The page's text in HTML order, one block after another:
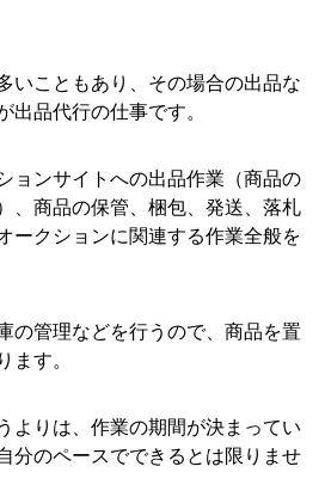
いこともあり、その場合の出品な
出品代行の仕事です。
ョンサイトへの出品作業（商品の
、商品の保管、梱包、発送、落札
ークションに関連する作業全般を
の管理などを行うので、商品を置
ます。
よりは、作業の期間が決まってい
分のペースでできるとは限りませ